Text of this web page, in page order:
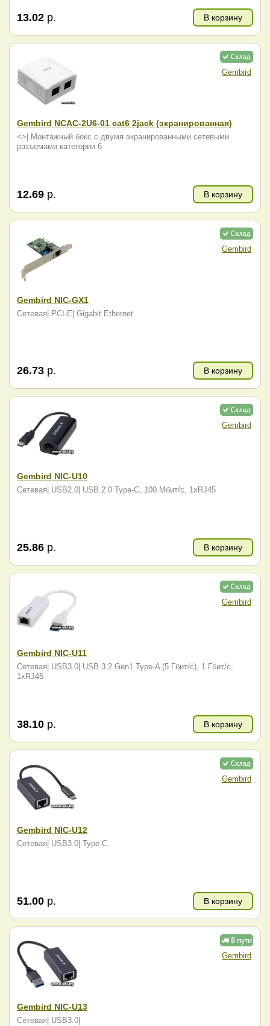
13.02 р. В корзину
Gembird
Gembird NCAC-2U6-01 cat6 2jack (экранированная)
<>| Монтажный бокс с двумя экранированными сетевыми
разъемами категории 6
12.69 р. В корзину
Gembird
Gembird NIC-GX1
Сетевая| PCI-E| Gigabit Ethernet
26.73 р. В корзину
Gembird
Gembird NIC-U10
Сетевая| USB2.0| USB 2.0 Type-C, 100 Мбит/с, 1xRJ45
25.86 р. В корзину
Gembird
Gembird NIC-U11
Сетевая| USB3.0| USB 3.2 Gen1 Type-A (5 Гбит/с), 1 Гбит/с,
1xRJ45
38.10 р. В корзину
Gembird
Gembird NIC-U12
Сетевая| USB3.0| Type-C
51.00 р. В корзину
Gembird
Gembird NIC-U13
Сетевая| USB3.0|